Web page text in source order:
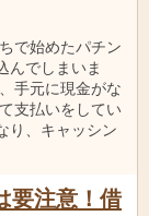
で始めたパチン
んでしまいま
手元に現金がな
支払いをしてい
り、キャッシン
要注意！借